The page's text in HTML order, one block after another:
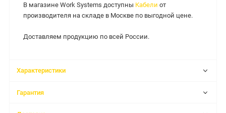
В магазине Work Systems доступны Кабели от
производителя на складе в Москве по выгодной цене.
Доставляем продукцию по всей России.
Характеристики
Гарантия